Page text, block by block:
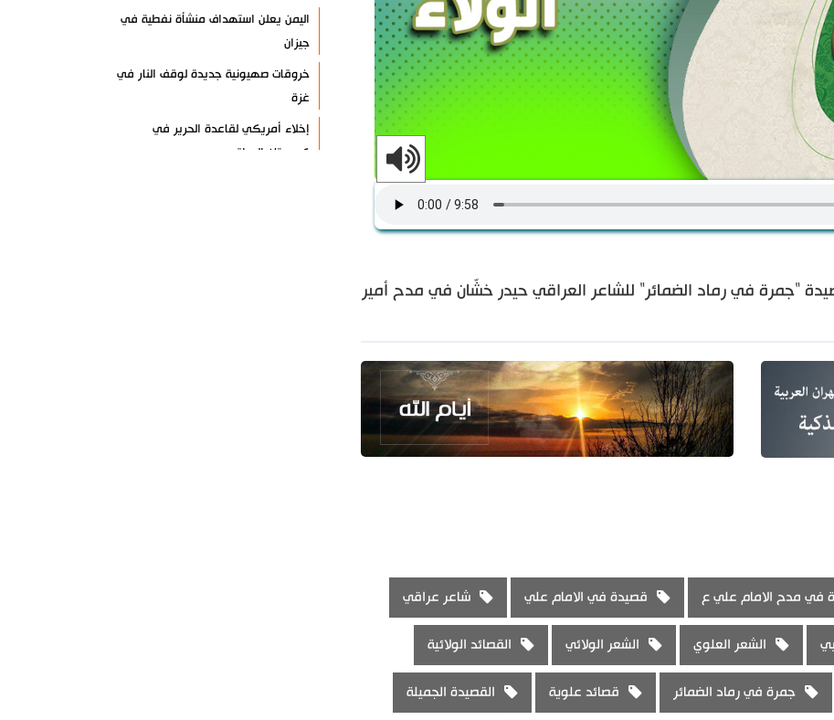
دواوين الولاء 2: الحلقة 4- قصيدة "جمرة في رماد الضمائر" للشاعر العراقي حيدر خشّان في مدح أمير
في مدح الامام علي ع قصيدة في الامام علي شاعر عراقي
الشعر العلوي الشعر الولائي القصائد الولائية
جمرة في رماد الضمائر قصائد علوية القصيدة الجميلة
اليمن يعلن استهداف منشأة نفطية في
جيزان
خروقات صهيونية جديدة لوقف النار في
غزة
إخلاء أمريكي لقاعدة الحرير في
كردستان العراق